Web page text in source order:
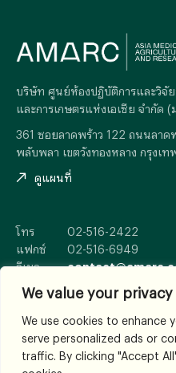
We value your privacy
We use cookies to enhance
serve personalized ads or
traffic. By clicking "Accept
บริษัท ศูนย์ห้องปฏิบัติการและวิจั
และการเกษตรแห่งเอเซีย จำกัด
361 ซอยลาดพร้าว 122 ถนนลาด
พลับพลา เขตวังทองหลาง กรุงเ
ดูแผนที่
โทร
02-516-2422
แฟกซ์
02-516-6949
อีเมล
© 2026
All Rights
เงื่อนไขและข้อตกลง